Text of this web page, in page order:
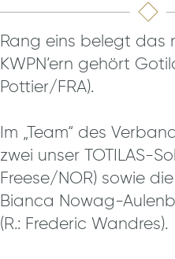
Rang eins belegt das
KWPN’ern gehört
Pottier/FRA).
Im „Team“ des
zwei unser TOTILAS-
Freese/NOR) sowie
Bianca Nowag-
(R.: Frederic Wandres).